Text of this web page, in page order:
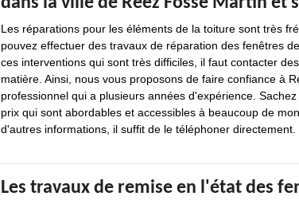
Les réparations pour les éléments de la toiture sont très
pouvez effectuer des travaux de réparation des fenêtres
ces interventions qui sont très difficiles, il faut contacter
matière. Ainsi, nous vous proposons de faire confiance à
professionnel qui a plusieurs années d'expérience.
prix qui sont abordables et accessibles à beaucoup de
d'autres informations, il suffit de le téléphoner directement.
Les travaux de remise en l'état des